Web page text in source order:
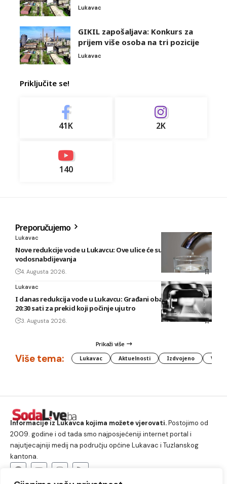
Lukavac
GIKIL zapošaljava: Konkurs za
prijem više osoba na tri pozicije
Lukavac
Priključite se!
41K 2K
140
Preporučujemo
Lukavac
Nove redukcije vode u Lukavcu: Ove ulice će sutra biti bez
vodosnabdijevanja
4. Augusta 2026.
Lukavac
I danas redukcija vode u Lukavcu: Građani obaviješteni tek u
20:30 sati za prekid koji počinje ujutro
3. Augusta 2026.
Prikaži više
Više tema: Lukavac Aktuelnosti Izdvojeno
Informacije iz Lukavca kojima možete vjerovati.Postojimo od
2009. godine i od tada smo najposjećeniji internet portal i
najutjecajniji medij na području općine Lukavac i Tuzlanskog
kantona.